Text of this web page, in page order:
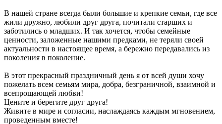
В нашей стране всегда были большие и крепкие семьи, где все
жили дружно, любили друг друга, почитали старших и
заботились о младших. И так хочется, чтобы семейные
ценности, заложенные нашими предками, не теряли своей
актуальности в настоящее время, а бережно передавались из
поколения в поколение.
В этот прекрасный праздничный день я от всей души хочу
пожелать всем семьям мира, добра, безграничной, взаимной и
всепрощающей любви!
Цените и берегите друг друга!
Живите в мире и согласии, наслаждаясь каждым мгновением,
проведенным вместе!